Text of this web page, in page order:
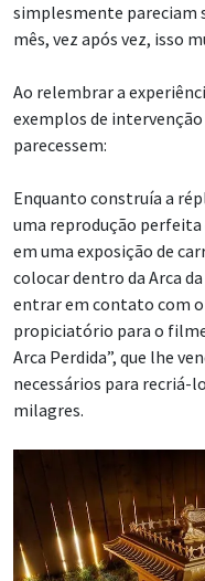
simplesmente pareciam
mês, vez após vez, isso
Ao relembrar a
exemplos de
parecessem:
Enquanto construía a
uma reprodução perfeita
em uma exposição de
colocar dentro da Arca
entrar em contato com
propiciatório para o filme
Arca Perdida”, que lhe
necessários para recriá-
milagres.